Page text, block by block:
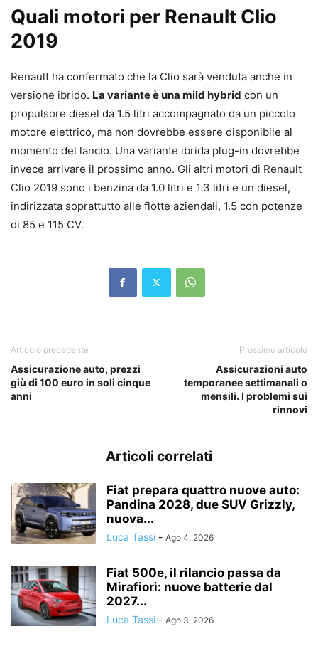
Quali motori per Renault Clio
2019
Renault ha confermato che la Clio sarà venduta anche in
versione ibrido. La variante è una mild hybrid con un
propulsore diesel da 1.5 litri accompagnato da un piccolo
motore elettrico, ma non dovrebbe essere disponibile al
momento del lancio. Una variante ibrida plug-in dovrebbe
invece arrivare il prossimo anno. Gli altri motori di Renault
Clio 2019 sono i benzina da 1.0 litri e 1.3 litri e un diesel,
indirizzata soprattutto alle flotte aziendali, 1.5 con potenze
di 85 e 115 CV.
Articolo precedente
Assicurazione auto, prezzi
giù di 100 euro in soli cinque
anni
Prossimo articolo
Assicurazioni auto
temporanee settimanali o
mensili. I problemi sui
rinnovi
Articoli correlati
Fiat prepara quattro nuove auto:
Pandina 2028, due SUV Grizzly,
nuova...
Luca Tassi - Ago 4, 2026
Fiat 500e, il rilancio passa da
Mirafiori: nuove batterie dal
2027...
Luca Tassi - Ago 3, 2026